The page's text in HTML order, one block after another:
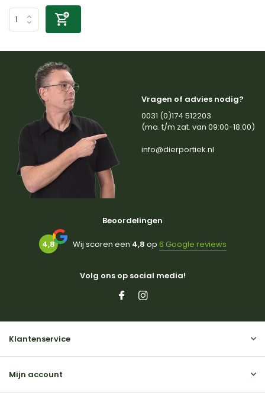
Vragen of advies nodig?
0031 (0)174 512203
(ma. t/m zat. van 09:00-18:00)
info@dierportiek.nl
Beoordelingen
4,8 Wij scoren een 4,8 op 6 Google reviews
Volg ons op social media!
Klantenservice
Mijn account